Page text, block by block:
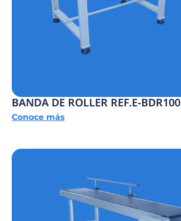
BANDA DE ROLLER REF.E-BDR100
Conoce más